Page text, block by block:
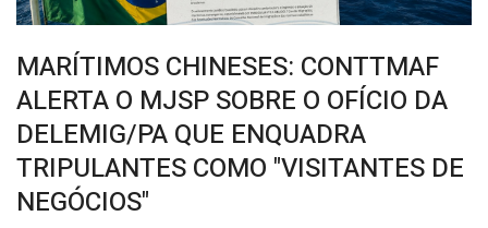
MARÍTIMOS CHINESES: CONTTMAF
ALERTA O MJSP SOBRE O OFÍCIO DA
DELEMIG/PA QUE ENQUADRA
TRIPULANTES COMO "VISITANTES DE
NEGÓCIOS"